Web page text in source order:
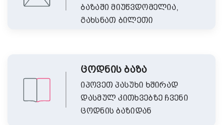
ბაზაში მიუწვდომელია,
გახსნათ ბილეთი
ცოდნის ბაზა
იპოვეთ პასუხი ხშირად
დასმულ კითხვებზე ჩვენი
ცოდნის ბაზიდან